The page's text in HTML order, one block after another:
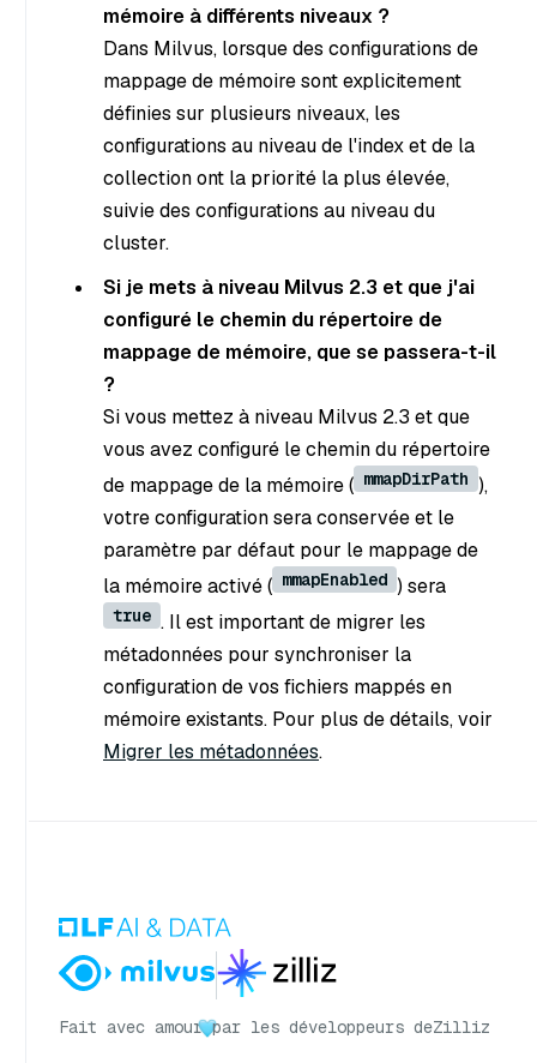
mémoire à différents niveaux ?
Dans Milvus, lorsque des configurations de
mappage de mémoire sont explicitement
définies sur plusieurs niveaux, les
configurations au niveau de l'index et de la
collection ont la priorité la plus élevée,
suivie des configurations au niveau du
cluster.
Si je mets à niveau Milvus 2.3 et que j'ai
configuré le chemin du répertoire de
mappage de mémoire, que se passera-t-il
?
Si vous mettez à niveau Milvus 2.3 et que
vous avez configuré le chemin du répertoire
de mappage de la mémoire ( mmapDirPath ),
votre configuration sera conservée et le
paramètre par défaut pour le mappage de
la mémoire activé ( mmapEnabled ) sera
true . Il est important de migrer les
métadonnées pour synchroniser la
configuration de vos fichiers mappés en
mémoire existants. Pour plus de détails, voir
Migrer les métadonnées.
Fait avec amour par les développeurs deZilliz